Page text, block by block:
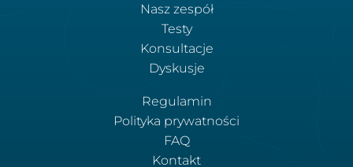
Nasz zespół
Testy
Konsultacje
Dyskusje
Regulamin
Polityka prywatności
FAQ
Kontakt